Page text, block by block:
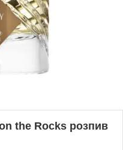
the Rocks розпив